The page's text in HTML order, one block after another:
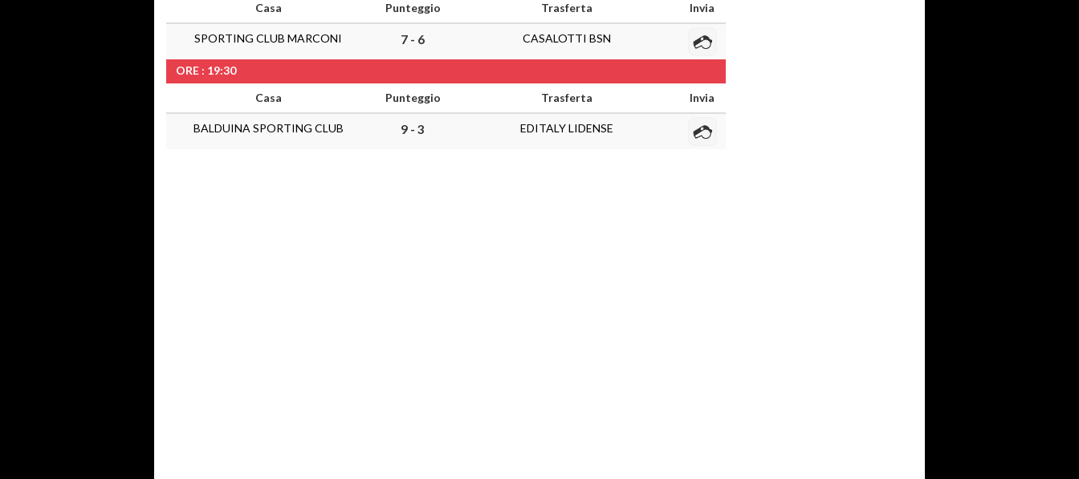
Casa
Punteggio Trasferta Invia
SPORTING CLUB MARCONI 7 - 6 CASALOTTI BSN
ORE : 19:30
Casa
Punteggio Trasferta Invia
BALDUINA SPORTING CLUB 9 - 3 EDITALY LIDENSE